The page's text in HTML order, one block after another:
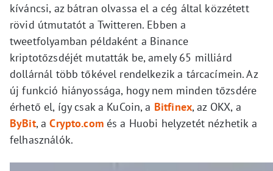
kíváncsi, az bátran olvassa el a cég által közzétett
rövid útmutatót a Twitteren. Ebben a
tweetfolyamban példaként a Binance
kriptotőzsdéjét mutatták be, amely 65 milliárd
dollárnál több tőkével rendelkezik a tárcacímein. Az
új funkció hiányossága, hogy nem minden tőzsdére
érhető el, így csak a KuCoin, a Bitfinex, az OKX, a
ByBit, aCrypto.comés a Huobi helyzetét nézhetik a
felhasználók.